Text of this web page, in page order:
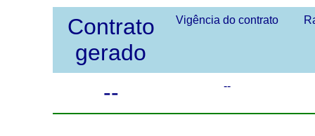
Contrato
gerado
Vigência do contrato
-- --